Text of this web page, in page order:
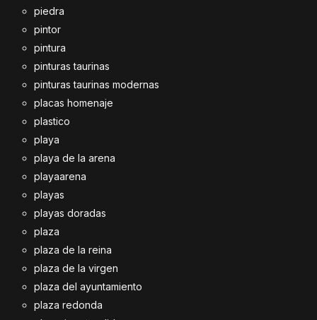
piedra
pintor
pintura
pinturas taurinas
pinturas taurinas modernas
placas homenaje
plastico
playa
playa de la arena
playaarena
playas
playas doradas
plaza
plaza de la reina
plaza de la virgen
plaza del ayuntamiento
plaza redonda